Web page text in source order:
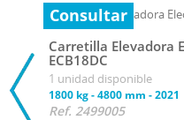
Consultar
Carretilla Elevadora
ECB18DC
1 unidad disponible
1800 kg-4800 mm -2021
Ref. 2499005